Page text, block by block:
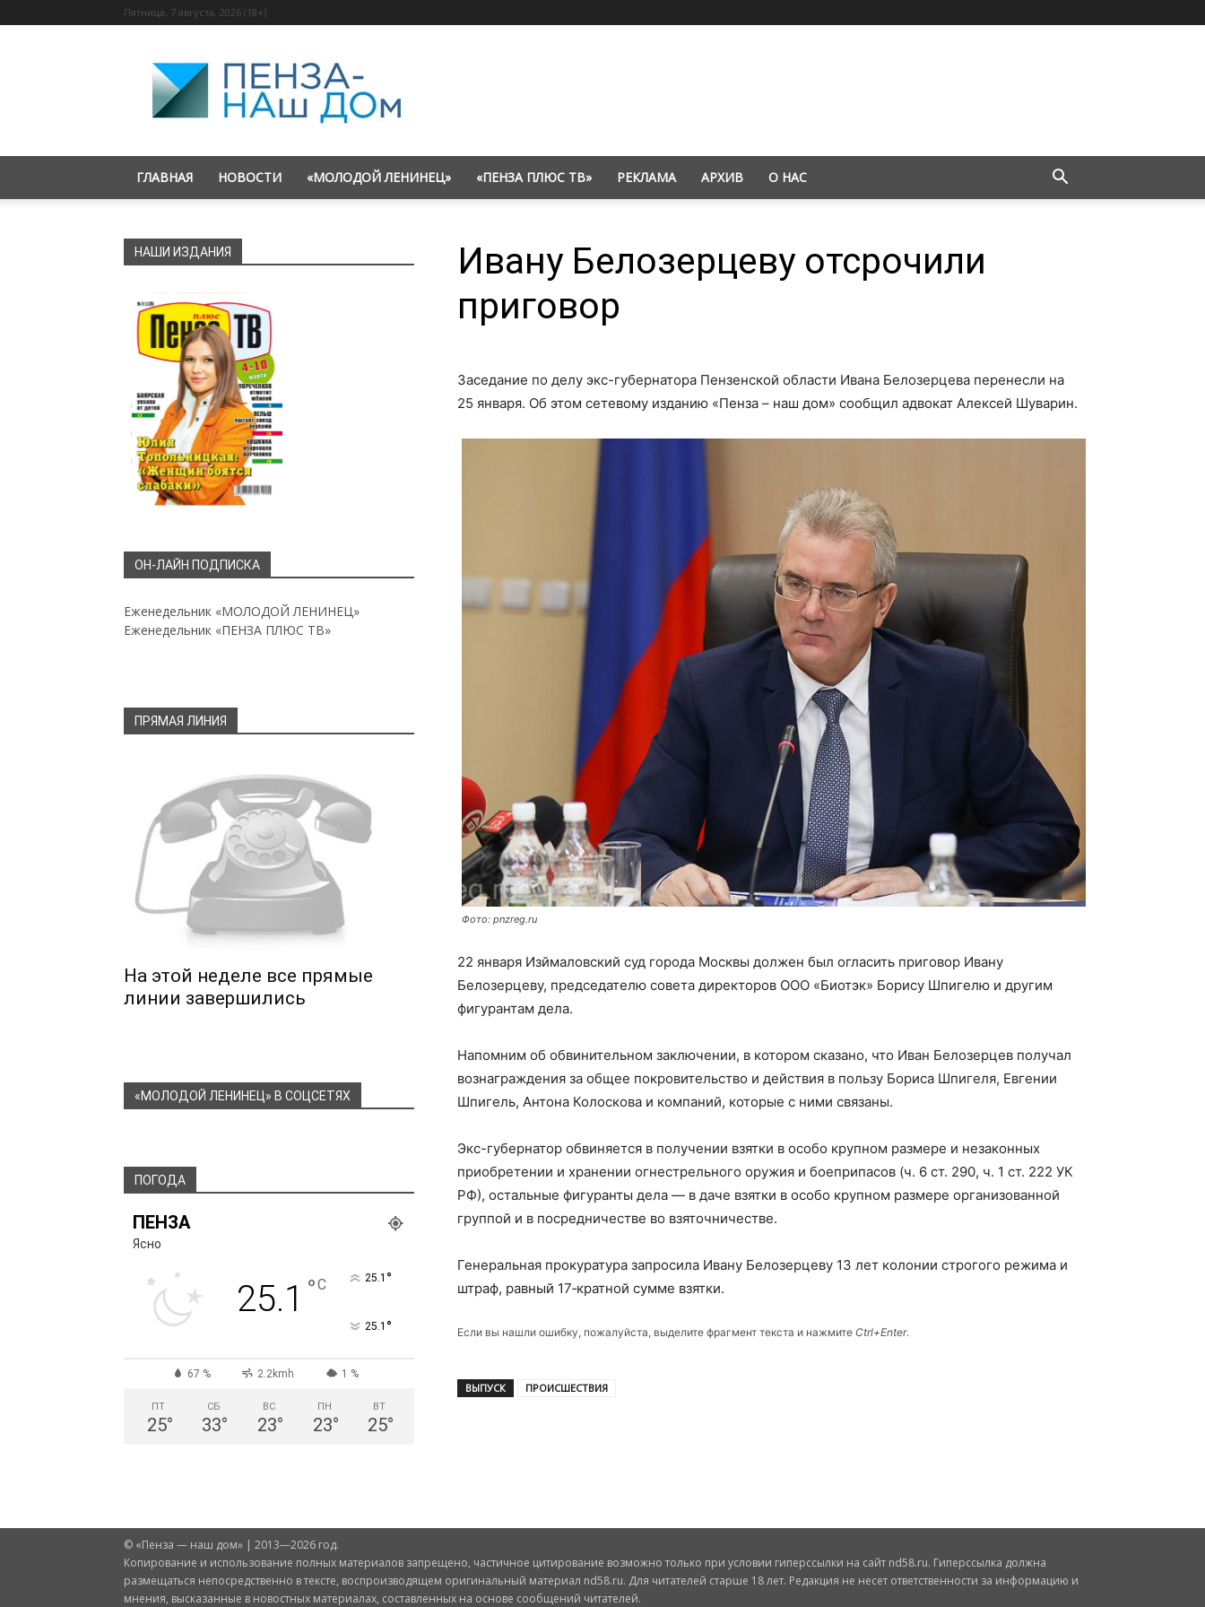
Пятница, 7 августа, 2026 (18+)
«Пенза
—
наш
дом»
ГЛАВНАЯ НОВОСТИ «МОЛОДОЙ ЛЕНИНЕЦ» «ПЕНЗА ПЛЮС ТВ» РЕКЛАМА АРХИВ О НАС
Ивану Белозерцеву отсрочили
приговор
Заседание по делу экс-губернатора Пензенской области Ивана Белозерцева перенесли на
25 января. Об этом сетевому изданию «Пенза – наш дом» сообщил адвокат Алексей Шуварин.
Фото: pnzreg.ru
22 января Изймаловский суд города Москвы должен был огласить приговор Ивану
Белозерцеву, председателю совета директоров ООО «Биотэк» Борису Шпигелю и другим
фигурантам дела.
Напомним об обвинительном заключении, в котором сказано, что Иван Белозерцев получал
вознаграждения за общее покровительство и действия в пользу Бориса Шпигеля, Евгении
Шпигель, Антона Колоскова и компаний, которые с ними связаны.
Экс-губернатор обвиняется в получении взятки в особо крупном размере и незаконных
приобретении и хранении огнестрельного оружия и боеприпасов (ч. 6 ст. 290, ч. 1 ст. 222 УК
РФ), остальные фигуранты дела — в даче взятки в особо крупном размере организованной
группой и в посредничестве во взяточничестве.
Генеральная прокуратура запросила Ивану Белозерцеву 13 лет колонии строгого режима и
штраф, равный 17‑кратной сумме взятки.
Если вы нашли ошибку, пожалуйста, выделите фрагмент текста и нажмите Ctrl+Enter.
ВЫПУСК ПРОИСШЕСТВИЯ
НАШИ ИЗДАНИЯ
ОН-ЛАЙН ПОДПИСКА
Еженедельник «МОЛОДОЙ ЛЕНИНЕЦ»
Еженедельник «ПЕНЗА ПЛЮС ТВ»
ПРЯМАЯ ЛИНИЯ
На этой неделе все прямые
линии завершились
«МОЛОДОЙ ЛЕНИНЕЦ» В СОЦСЕТЯХ
ПОГОДА
ПЕНЗА
Ясно
25.1 °C 25.1 °
25.1 °
67 % 2.2kmh 1 %
ПТ
25°
СБ
33°
ВС
23°
ПН
23°
ВТ
25°
© «Пенза — наш дом» | 2013—2026 год.
Копирование и использование полных материалов запрещено, частичное цитирование возможно только при условии гиперссылки на сайт nd58.ru. Гиперссылка должна
размещаться непосредственно в тексте, воспроизводящем оригинальный материал nd58.ru. Для читателей старше 18 лет. Редакция не несет ответственности за информацию и
мнения, высказанные в новостных материалах, составленных на основе сообщений читателей.